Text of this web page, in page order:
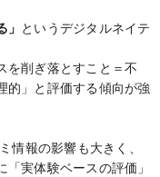
というデジタルネイテ
を削ぎ落とすこと＝不
的」と評価する傾向が強
情報の影響も大きく、
実体験ベースの評価」